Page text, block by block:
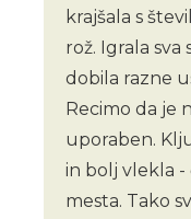
krajšala s
rož. Igrala sva
dobila razne
Recimo da je
uporaben.
in bolj vlekla -
mesta. Tako